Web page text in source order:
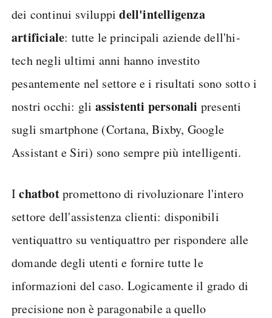
dei continui sviluppidell'intelligenza
artificiale: tutte le principali aziende dell'hi-
tech negli ultimi anni hanno investito
pesantemente nel settore e i risultati sono sotto i
nostri occhi: gli assistenti personali presenti
sugli smartphone (Cortana, Bixby, Google
Assistant e Siri) sono sempre più intelligenti.
Ichatbotpromettono di rivoluzionare l'intero
settore dell'assistenza clienti: disponibili
ventiquattro su ventiquattro per rispondere alle
domande degli utenti e fornire tutte le
informazioni del caso. Logicamente il grado di
precisione non è paragonabile a quello